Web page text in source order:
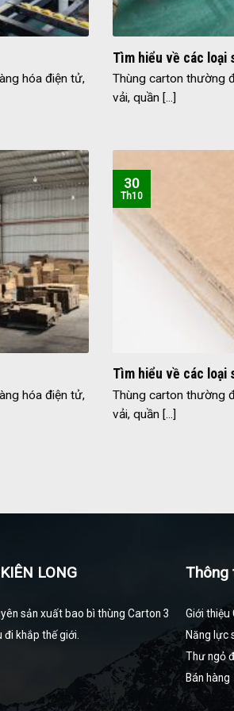
hóa điện tử,
Tìm hiểu về các loại
Thùng carton thường
vải, quần [...]
hóa điện tử,
Tìm hiểu về các loại
Thùng carton thường
vải, quần [...]
30
Th10
LONG
sản xuất bao bì thùng Carton 3
đi khắp thế giới.
Thông
Giới thiệu
Năng lực
Thư ngỏ
Bán hàng